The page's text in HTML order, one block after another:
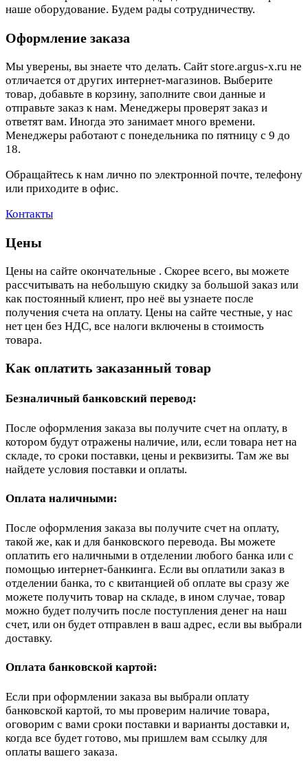
наше оборудование. Будем рады сотрудничеству.
Оформление заказа
Мы уверены, вы знаете что делать. Сайт store.argus-x.ru не
отличается от других интернет-магазинов. Выберите
товар, добавьте в корзину, заполните свои данные и
отправьте заказ к нам. Менеджеры проверят заказ и
ответят вам. Иногда это занимает много времени.
Менеджеры работают с понедельника по пятницу с 9 до
18.
Обращайтесь к нам лично по электронной почте, телефону
или приходите в офис.
Контакты
Цены
Цены на сайте окончательные . Скорее всего, вы можете
рассчитывать на небольшую скидку за большой заказ или
как постоянный клиент, про неё вы узнаете после
получения счета на оплату. Цены на сайте честные, у нас
нет цен без НДС, все налоги включены в стоимость
товара.
Как оплатить заказанный товар
Безналичный банковский перевод:
После оформления заказа вы получите счет на оплату, в
котором будут отражены наличие, или, если товара нет на
складе, то сроки поставки, цены и реквизиты. Там же вы
найдете условия поставки и оплаты.
Оплата наличными:
После оформления заказа вы получите счет на оплату,
такой же, как и для банковского перевода. Вы можете
оплатить его наличными в отделении любого банка или с
помощью интернет-банкинга. Если вы оплатили заказ в
отделении банка, то с квитанцией об оплате вы сразу же
можете получить товар на складе, в ином случае, товар
можно будет получить после поступления денег на наш
счет, или он будет отправлен в ваш адрес, если вы выбрали
доставку.
Оплата банковской картой:
Если при оформлении заказа вы выбрали оплату
банковской картой, то мы проверим наличие товара,
оговорим с вами сроки поставки и варианты доставки и,
когда все будет готово, мы пришлем вам ссылку для
оплаты вашего заказа.